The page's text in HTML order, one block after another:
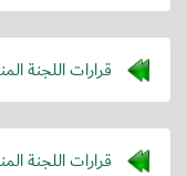
قرارات اللجنة
قرارات اللجنة